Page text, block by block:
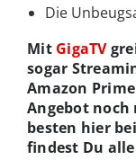
Die
Mit GigaTV
sogar
Amazon
Angebot
besten hier bei
findest Du